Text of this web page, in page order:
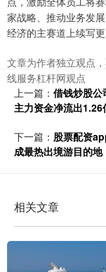
家战略、推动业务发
经济的主赛道上续写更
文章为作者独立观点
线服务杠杆网观点
上一篇： 借钱炒股公
主力资金净流出
下一篇： 股票配资
成最热出境游目的
相关文章